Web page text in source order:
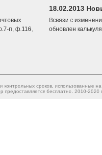
п, ф.116,
18.02.2013
Всвязи с
обновлен
контрольных сроков, использованные
предоставляется бесплатно. 2010-2020